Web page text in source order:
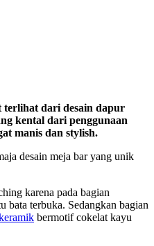
terlihat dari desain dapur
kental dari penggunaan
manis dan stylish.
desain meja bar yang unik
karena pada bagian
bata terbuka. Sedangkan bagian
bermotif cokelat kayu